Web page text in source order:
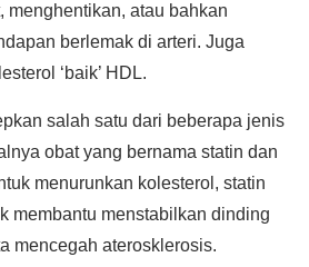
menghentikan, atau bahkan
berlemak di arteri. Juga
‘baik’ HDL.
salah satu dari beberapa jenis
obat yang bernama statin dan
menurunkan kolesterol, statin
membantu menstabilkan dinding
mencegah aterosklerosis.